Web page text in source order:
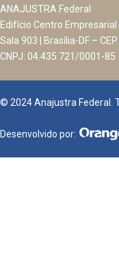
ANAJUSTRA Federal
Edifício Centro
Sala 903 | Brasília-DF –
CNPJ: 04.435.721/0001-85
© 2024 Anajustra Federal.
Desenvolvido por: